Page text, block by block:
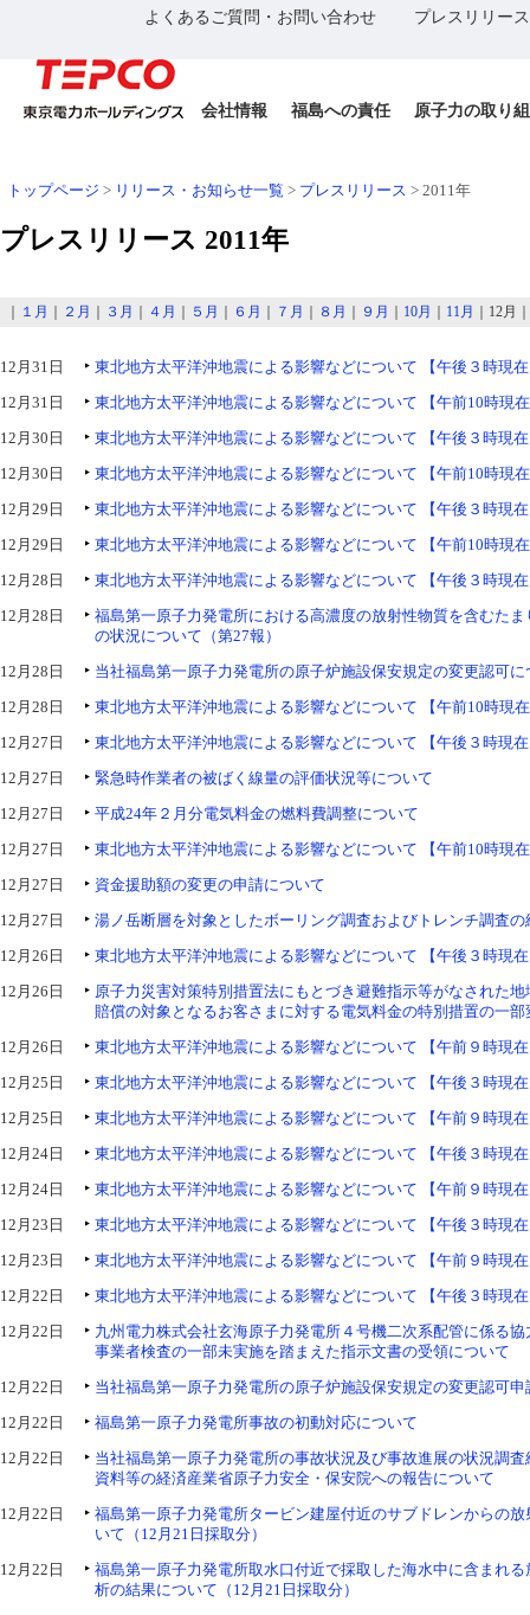
よくあるご質問・お問い合わせ プレスリリー
会社情報 福島への責任 原子力の取り
トップページ > リリース・お知らせ一覧 > プレスリリース > 2011年
プレスリリース 2011年
１月 ２月 ３月 ４月 ５月 ６月 ７月 ８月 ９月 10月 11月 ｜12月｜
12月31日
東北地方太平洋沖地震による影響などについて 【午後３時現
12月31日
東北地方太平洋沖地震による影響などについて 【午前10時現
12月30日
東北地方太平洋沖地震による影響などについて 【午後３時現
12月30日
東北地方太平洋沖地震による影響などについて 【午前10時現
12月29日
東北地方太平洋沖地震による影響などについて 【午後３時現
12月29日
東北地方太平洋沖地震による影響などについて 【午前10時現
12月28日
東北地方太平洋沖地震による影響などについて 【午後３時現
12月28日
福島第一原子力発電所における高濃度の放射性物質を含むた
の状況について（第27報）
12月28日
当社福島第一原子力発電所の原子炉施設保安規定の変更認可に
12月28日
東北地方太平洋沖地震による影響などについて 【午前10時現
12月27日
東北地方太平洋沖地震による影響などについて 【午後３時現
12月27日
緊急時作業者の被ばく線量の評価状況等について
12月27日
平成24年２月分電気料金の燃料費調整について
12月27日
東北地方太平洋沖地震による影響などについて 【午前10時現
12月27日
資金援助額の変更の申請について
12月27日
湯ノ岳断層を対象としたボーリング調査およびトレンチ調査の
12月26日
東北地方太平洋沖地震による影響などについて 【午後３時現
12月26日
原子力災害対策特別措置法にもとづき避難指示等がなされた
賠償の対象となるお客さまに対する電気料金の特別措置の一部
12月26日
東北地方太平洋沖地震による影響などについて 【午前９時現
12月25日
東北地方太平洋沖地震による影響などについて 【午後３時現
12月25日
東北地方太平洋沖地震による影響などについて 【午前９時現
12月24日
東北地方太平洋沖地震による影響などについて 【午後３時現
12月24日
東北地方太平洋沖地震による影響などについて 【午前９時現
12月23日
東北地方太平洋沖地震による影響などについて 【午後３時現
12月23日
東北地方太平洋沖地震による影響などについて 【午前９時現
12月22日
東北地方太平洋沖地震による影響などについて 【午後３時現
12月22日
九州電力株式会社玄海原子力発電所４号機二次系配管に係る
事業者検査の一部未実施を踏まえた指示文書の受領について
12月22日
当社福島第一原子力発電所の原子炉施設保安規定の変更認可申
12月22日
福島第一原子力発電所事故の初動対応について
12月22日
当社福島第一原子力発電所の事故状況及び事故進展の状況調
資料等の経済産業省原子力安全・保安院への報告について
12月22日
福島第一原子力発電所タービン建屋付近のサブドレンからの
いて（12月21日採取分）
12月22日
福島第一原子力発電所取水口付近で採取した海水中に含まれ
析の結果について（12月21日採取分）